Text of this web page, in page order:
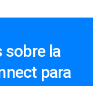
sobre la
para